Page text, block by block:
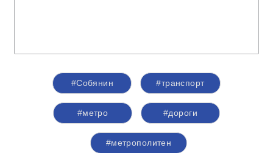
#Собянин #транспорт
#метро #дороги
#метрополитен